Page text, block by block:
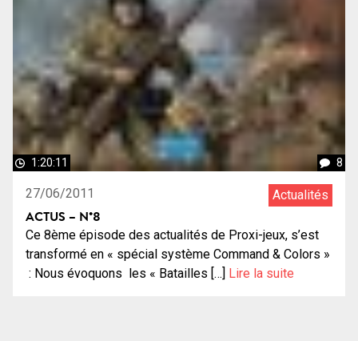
1:20:11 8
27/06/2011 Actualités
ACTUS – N°8
Ce 8ème épisode des actualités de Proxi-jeux, s’est
transformé en « spécial système Command & Colors »
: Nous évoquons les « Batailles […] Lire la suite